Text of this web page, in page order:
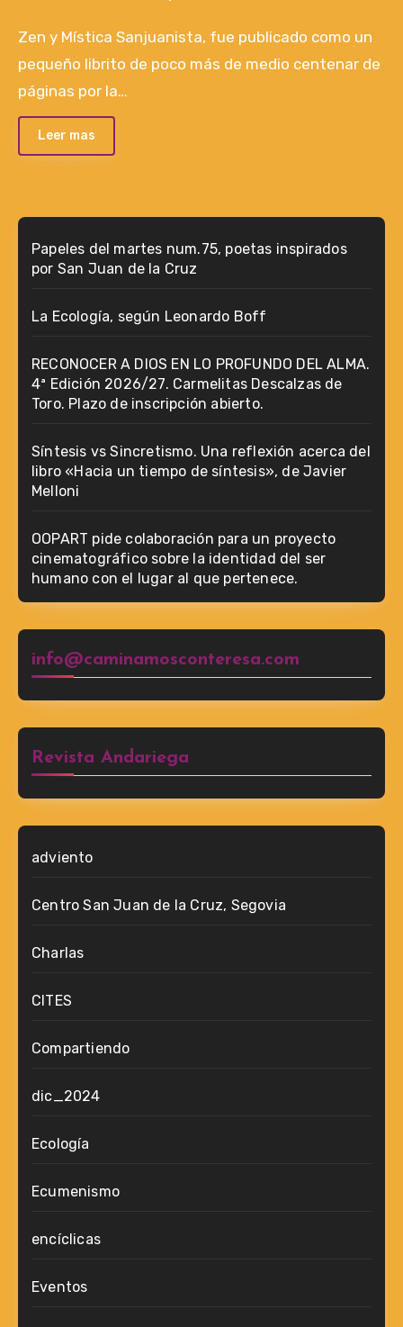
Zen y Mística Sanjuanista, fue publicado como un
pequeño librito de poco más de medio centenar de
páginas por la…
Leer mas
Papeles del martes num.75, poetas inspirados
por San Juan de la Cruz
La Ecología, según Leonardo Boff
RECONOCER A DIOS EN LO PROFUNDO DEL ALMA.
4ª Edición 2026/27. Carmelitas Descalzas de
Toro. Plazo de inscripción abierto.
Síntesis vs Sincretismo. Una reflexión acerca del
libro «Hacia un tiempo de síntesis», de Javier
Melloni
OOPART pide colaboración para un proyecto
cinematográfico sobre la identidad del ser
humano con el lugar al que pertenece.
info@caminamosconteresa.com
Revista Andariega
adviento
Centro San Juan de la Cruz, Segovia
Charlas
CITES
Compartiendo
dic_2024
Ecología
Ecumenismo
encíclicas
Eventos